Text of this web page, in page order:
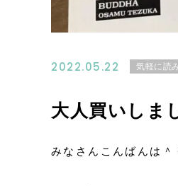
2022.05.22 気軽に読
大人買いしま
みなさんこんばんは＾